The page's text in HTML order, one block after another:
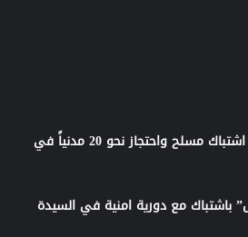
القبض على مطلوب بعد اشتباك مسلح واحتجاز نحو 20 مدنياً في
مع دورية امنية في السيدة